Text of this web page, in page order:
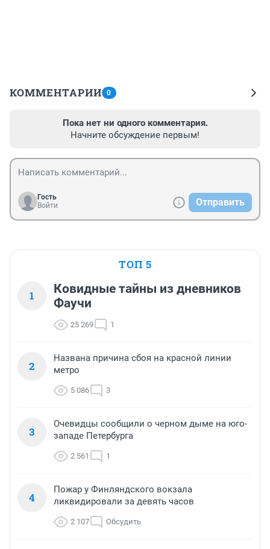
КОММЕНТАРИИ 0
Пока нет ни одного комментария.
Начните обсуждение первым!
Гость
Войти
Отправить
ТОП 5
1
Ковидные тайны из дневников
Фаучи
25 269 1
2
Названа причина сбоя на красной линии
метро
5 086 3
3
Очевидцы сообщили о черном дыме на юго-
западе Петербурга
2 561 1
4
Пожар у Финляндского вокзала
ликвидировали за девять часов
2 107 Обсудить